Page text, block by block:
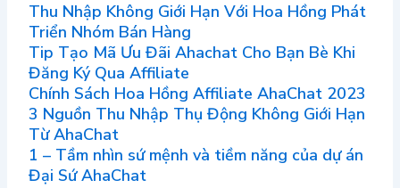
Thu Nhập Không Giới Hạn Với Hoa Hồng Phát
Triển Nhóm Bán Hàng
Tip Tạo Mã Ưu Đãi Ahachat Cho Bạn Bè Khi
Đăng Ký Qua Affiliate
Chính Sách Hoa Hồng Affiliate AhaChat 2023
3 Nguồn Thu Nhập Thụ Động Không Giới Hạn
Từ AhaChat
1 – Tầm nhìn sứ mệnh và tiềm năng của dự án
Đại Sứ AhaChat